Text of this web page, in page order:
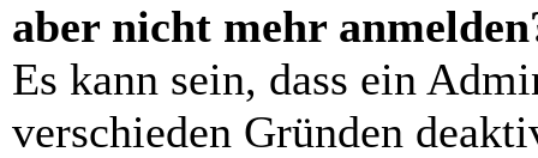
aber nicht mehr
Es kann sein, dass ein
verschieden Gründen